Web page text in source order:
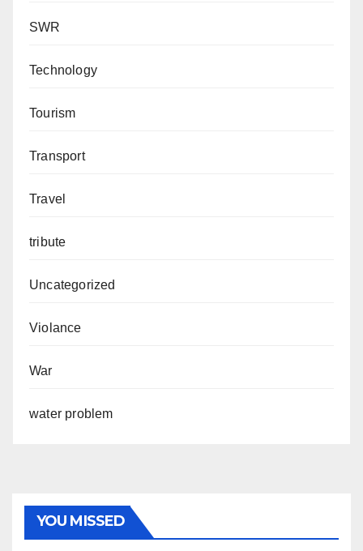
SWR
Technology
Tourism
Transport
Travel
tribute
Uncategorized
Violance
War
water problem
YOU MISSED